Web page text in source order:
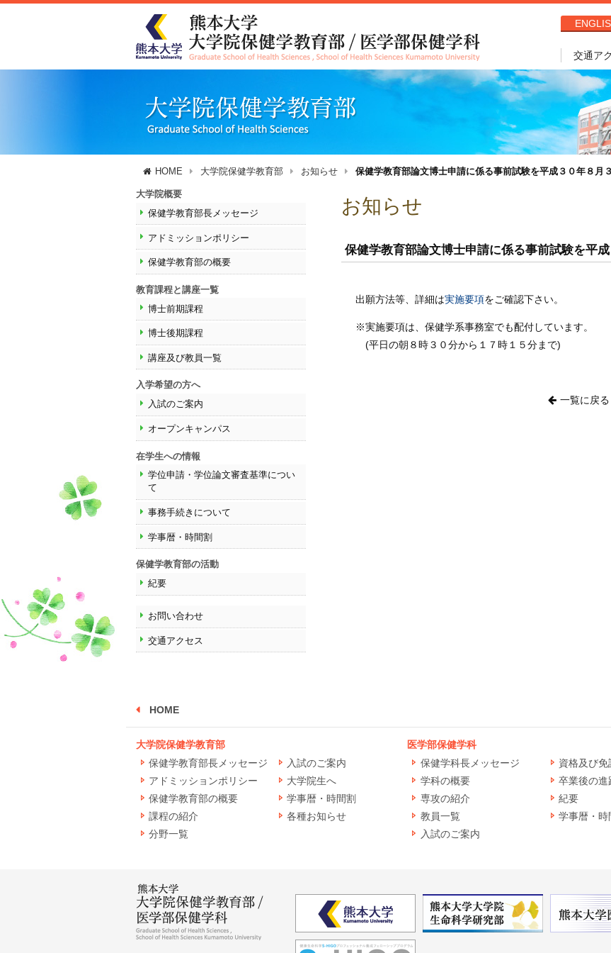
交通ア
HOME 大学院保健学教育部 お知らせ 保健学教育部論文博士申請に係る事前試験を平成３０年８月
お知らせ
保健学教育部論文博士申請に係る事前試験を平
出願方法等、詳細は実施要項をご確認下さい。
※実施要項は、保健学系事務室でも配付しています。
(平日の朝８時３０分から１７時１５分まで)
一覧に戻る
大学院概要
保健学教育部長メッセージ
アドミッションポリシー
保健学教育部の概要
教育課程と講座一覧
博士前期課程
博士後期課程
講座及び教員一覧
入学希望の方へ
入試のご案内
オープンキャンパス
在学生への情報
学位申請・学位論文審査基準につい
て
事務手続きについて
学事暦・時間割
保健学教育部の活動
紀要
お問い合わせ
交通アクセス
HOME
大学院保健学教育部
保健学教育部長メッセージ
アドミッションポリシー
保健学教育部の概要
課程の紹介
分野一覧
入試のご案内
大学院生へ
学事暦・時間割
各種お知らせ
医学部保健学科
保健学科長メッセージ
学科の概要
専攻の紹介
教員一覧
入試のご案内
資格及び免
卒業後の進
紀要
学事暦・時